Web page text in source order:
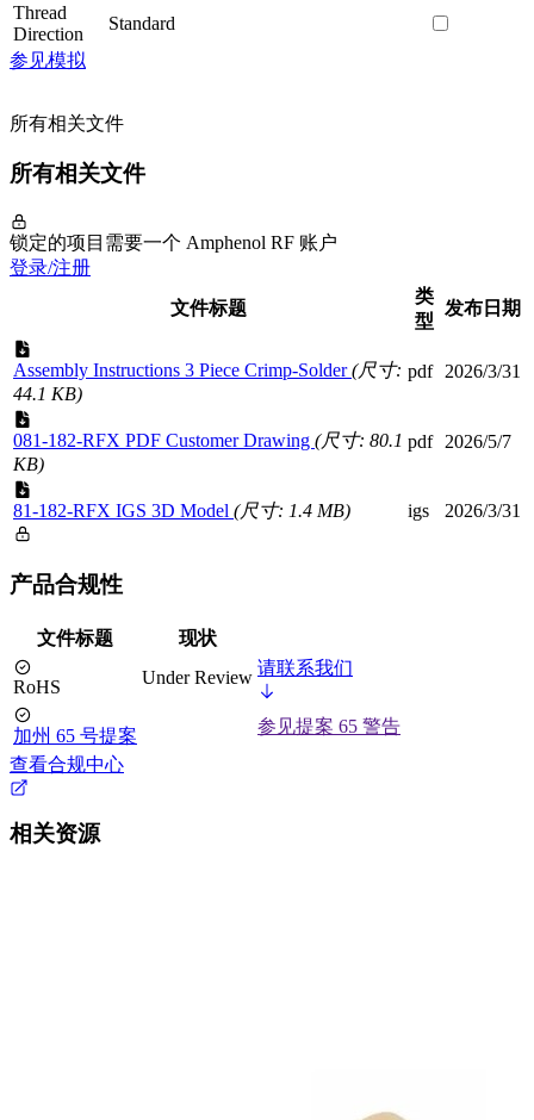
Thread
Direction
Standard
参见模拟
所有相关文件
所有相关文件
锁定的项目需要一个 Amphenol RF 账户
登录/注册
文件标题
类
型
发布日期
Assembly Instructions 3 Piece Crimp-Solder(尺寸:
44.1 KB)
pdf 2026/3/31
081-182-RFX PDF Customer Drawing (尺寸: 80.1
KB)
pdf 2026/5/7
81-182-RFX IGS 3D Model (尺寸: 1.4 MB) igs 2026/3/31
产品合规性
文件标题 现状
RoHS Under Review 请联系我们
加州 65 号提案
参见提案 65 警告
查看合规中心
相关资源